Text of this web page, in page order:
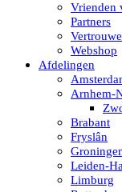
Vrienden
Partners
Webshop
Afdelingen
Arnhem-
Brabant
Fryslân
Leiden-
Limburg